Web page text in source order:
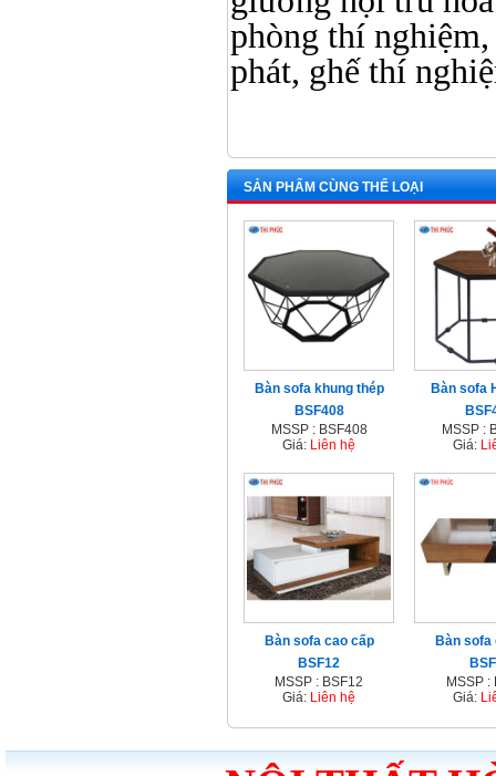
phòng thí
phát, ghế thí
SẢN PHẨM CÙNG THỂ LOẠI
Bàn sofa khung thép
BSF408
MSSP : BSF408
Giá: Liên hệ
Bàn sofa
MSSP :
Giá:
Bàn sofa cao cấp
BSF12
MSSP : BSF12
Giá: Liên hệ
Bàn sofa
MSSP :
Giá: